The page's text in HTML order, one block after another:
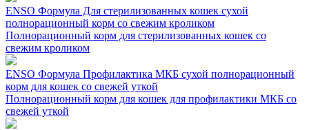
ENSO Формула Для стерилизованных кошек сухой
полнорационный корм со свежим кроликом
Полнорационный корм для стерилизованных кошек со
свежим кроликом
ENSO Формула Профилактика МКБ сухой полнорационный
корм для кошек со свежей уткой
Полнорационный корм для кошек для профилактики МКБ со
свежей уткой